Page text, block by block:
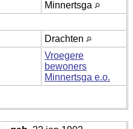
Minnertsga
Drachten
Vroegere
bewoners
Minnertsga e.o.